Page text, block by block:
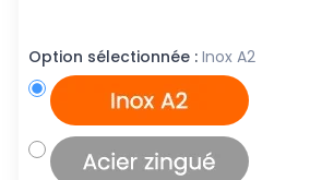
Option sélectionnée : Inox A2